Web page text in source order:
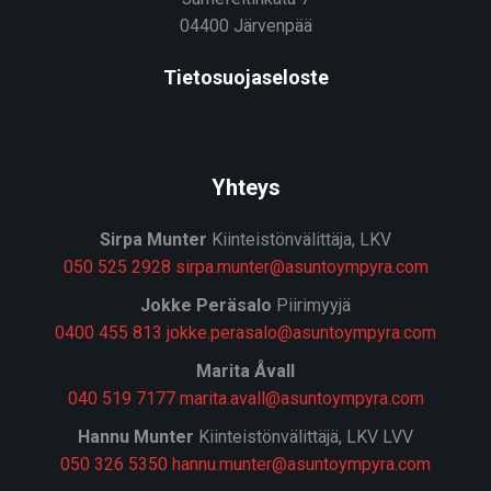
04400 Järvenpää
Tietosuojaseloste
Yhteys
Sirpa Munter Kiinteistönvälittäja, LKV
050 525 2928 sirpa.munter@asuntoympyra.com
Jokke Peräsalo Piirimyyjä
0400 455 813 jokke.perasalo@asuntoympyra.com
Marita Åvall
040 519 7177 marita.avall@asuntoympyra.com
Hannu Munter Kiinteistönvälittäjä, LKV LVV
050 326 5350 hannu.munter@asuntoympyra.com